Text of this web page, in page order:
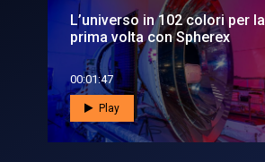
L’universo in 102 colori per la
prima volta con Spherex
00:01:47
Play